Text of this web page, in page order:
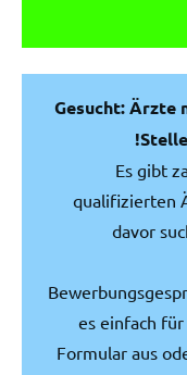
Gesucht: Ärzte
Es gibt
qualifizierten
davor
es einfach
Formular aus